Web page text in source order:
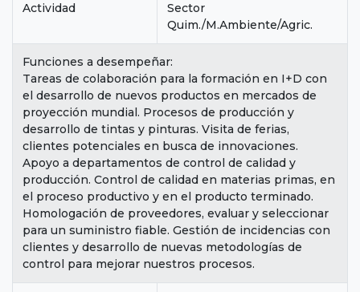
Actividad
Sector
Quim./M.Ambiente/Agric.
Funciones a desempeñar:
Tareas de colaboración para la formación en I+D con
el desarrollo de nuevos productos en mercados de
proyección mundial. Procesos de producción y
desarrollo de tintas y pinturas. Visita de ferias,
clientes potenciales en busca de innovaciones.
Apoyo a departamentos de control de calidad y
producción. Control de calidad en materias primas, en
el proceso productivo y en el producto terminado.
Homologación de proveedores, evaluar y seleccionar
para un suministro fiable. Gestión de incidencias con
clientes y desarrollo de nuevas metodologías de
control para mejorar nuestros procesos.